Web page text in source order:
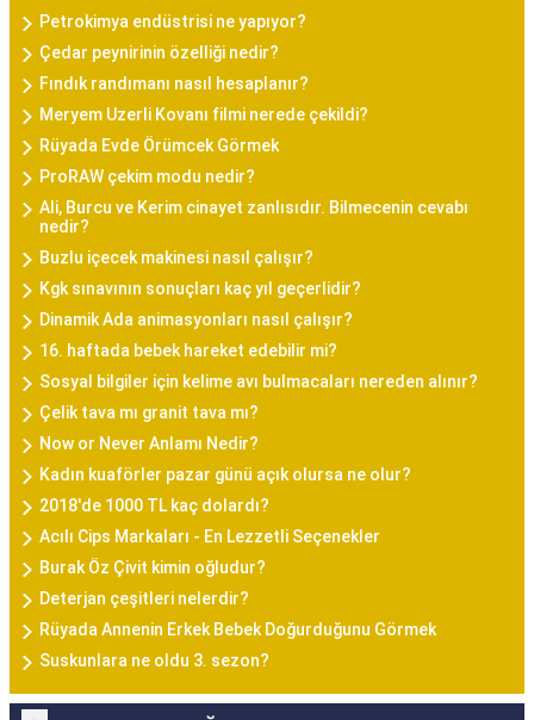
Petrokimya endüstrisi ne yapıyor?
Çedar peynirinin özelliği nedir?
Fındık randımanı nasıl hesaplanır?
Meryem Uzerli Kovanı filmi nerede çekildi?
Rüyada Evde Örümcek Görmek
ProRAW çekim modu nedir?
Ali, Burcu ve Kerim cinayet zanlısıdır. Bilmecenin cevabı
nedir?
Buzlu içecek makinesi nasıl çalışır?
Kgk sınavının sonuçları kaç yıl geçerlidir?
Dinamik Ada animasyonları nasıl çalışır?
16. haftada bebek hareket edebilir mi?
Sosyal bilgiler için kelime avı bulmacaları nereden alınır?
Çelik tava mı granit tava mı?
Now or Never Anlamı Nedir?
Kadın kuaförler pazar günü açık olursa ne olur?
2018'de 1000 TL kaç dolardı?
Acılı Cips Markaları - En Lezzetli Seçenekler
Burak Öz Çivit kimin oğludur?
Deterjan çeşitleri nelerdir?
Rüyada Annenin Erkek Bebek Doğurduğunu Görmek
Suskunlara ne oldu 3. sezon?